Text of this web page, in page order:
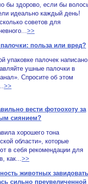
бы здорово, если бы
идеально каждый день!
советов для
>>
польза или вред?
упаковке палочек
ушные палочки в
Спросите об этом
>>
вести фотоохоту за
сиянием?
хорошего тона
области», которые
в себя рекомендации для
как...>>
животных завидовать
сильно преувеличенной